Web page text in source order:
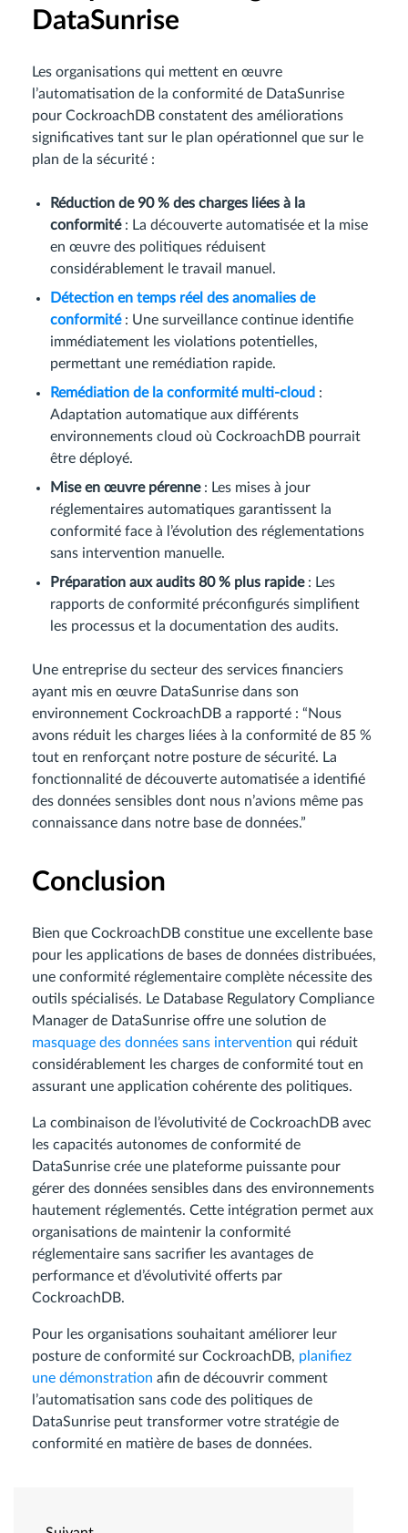
DataSunrise
Les organisations qui mettent en œuvre
l’automatisation de la conformité de DataSunrise
pour CockroachDB constatent des améliorations
significatives tant sur le plan opérationnel que sur le
plan de la sécurité :
Réduction de 90 % des charges liées à la
conformité: La découverte automatisée et la mise
en œuvre des politiques réduisent
considérablement le travail manuel.
Détection en temps réel des anomalies de
conformité: Une surveillance continue identifie
immédiatement les violations potentielles,
permettant une remédiation rapide.
Remédiation de la conformité multi-cloud :
Adaptation automatique aux différents
environnements cloud où CockroachDB pourrait
être déployé.
Mise en œuvre pérenne: Les mises à jour
réglementaires automatiques garantissent la
conformité face à l’évolution des réglementations
sans intervention manuelle.
Préparation aux audits 80 % plus rapide: Les
rapports de conformité préconfigurés simplifient
les processus et la documentation des audits.
Une entreprise du secteur des services financiers
ayant mis en œuvre DataSunrise dans son
environnement CockroachDB a rapporté : “Nous
avons réduit les charges liées à la conformité de 85 %
tout en renforçant notre posture de sécurité. La
fonctionnalité de découverte automatisée a identifié
des données sensibles dont nous n’avions même pas
connaissance dans notre base de données.”
Conclusion
Bien que CockroachDB constitue une excellente base
pour les applications de bases de données distribuées,
une conformité réglementaire complète nécessite des
outils spécialisés. Le Database Regulatory Compliance
Manager de DataSunrise offre une solution de
masquage des données sans intervention qui réduit
considérablement les charges de conformité tout en
assurant une application cohérente des politiques.
La combinaison de l’évolutivité de CockroachDB avec
les capacités autonomes de conformité de
DataSunrise crée une plateforme puissante pour
gérer des données sensibles dans des environnements
hautement réglementés. Cette intégration permet aux
organisations de maintenir la conformité
réglementaire sans sacrifier les avantages de
performance et d’évolutivité offerts par
CockroachDB.
Pour les organisations souhaitant améliorer leur
posture de conformité sur CockroachDB, planifiez
une démonstration afin de découvrir comment
l’automatisation sans code des politiques de
DataSunrise peut transformer votre stratégie de
conformité en matière de bases de données.